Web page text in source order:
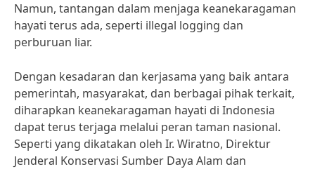
Namun, tantangan dalam menjaga keanekaragaman
hayati terus ada, seperti illegal logging dan
perburuan liar.
Dengan kesadaran dan kerjasama yang baik antara
pemerintah, masyarakat, dan berbagai pihak terkait,
diharapkan keanekaragaman hayati di Indonesia
dapat terus terjaga melalui peran taman nasional.
Seperti yang dikatakan oleh Ir. Wiratno, Direktur
Jenderal Konservasi Sumber Daya Alam dan